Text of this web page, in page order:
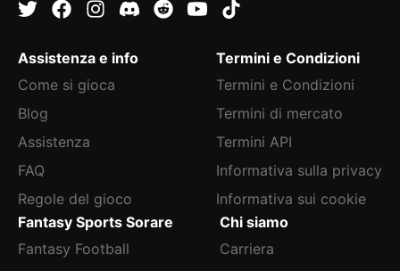
Assistenza e info
Come si gioca
Blog
Assistenza
FAQ
Regole del gioco
Termini e Condizioni
Termini e Condizioni
Termini di mercato
Termini API
Informativa sulla privacy
Informativa sui cookie
Fantasy Sports Sorare
Fantasy Football
Chi siamo
Carriera